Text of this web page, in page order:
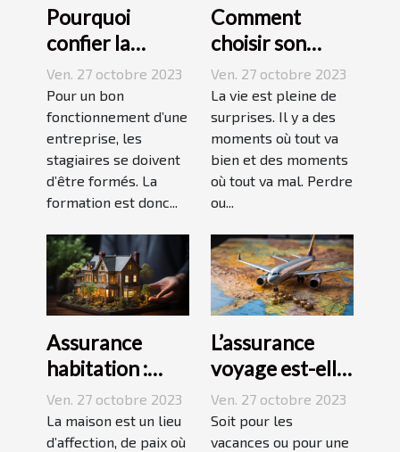
Pourquoi
confier la
formation de
ses stagiaires à
JP2A-Génèse ?
Ven. 27 octobre 2023
Pour un bon
fonctionnement d’une
entreprise, les
stagiaires se doivent
d’être formés. La
formation est donc...
Comment
choisir son
assurance
Dépendance ?
Ven. 27 octobre 2023
La vie est pleine de
surprises. Il y a des
moments où tout va
bien et des moments
où tout va mal. Perdre
ou...
Assurance
habitation :
comment ça
marche ?
Ven. 27 octobre 2023
La maison est un lieu
d’affection, de paix où
L’assurance
voyage est-elle
avantageuse ?
Ven. 27 octobre 2023
Soit pour les
vacances ou pour une